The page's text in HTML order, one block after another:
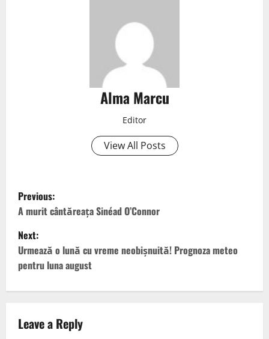
Alma Marcu
Editor
View All Posts
Previous:
A murit cântăreața Sinéad O’Connor
Next:
Urmează o lună cu vreme neobișnuită! Prognoza meteo
pentru luna august
Leave a Reply